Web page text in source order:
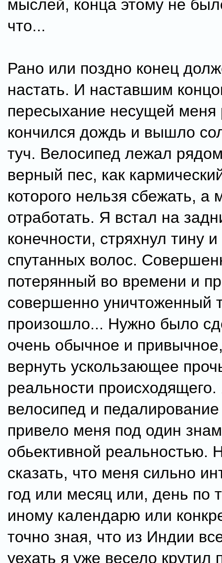
мыслей, конца этому не
что...
Рано или поздно конец
настать. И наставшим
пересыхание несущей меня
кончился дождь и вышло
туч. Велосипед лежал
верный пес, как
которого нельзя сбежать, а
отработать. Я встал на
конечности, стряхнул тину
спутанных волос.
потерянный во времени и
совершенно уничтоженный
произошло... Нужно было
очень обычное и
вернуть ускользающее
реальности
велосипед и
привело меня под один
обьективной реальностью.
сказать, что меня сильно
год или месяц или, день по
иному календарю или
точно зная, что из Индии
уехать я уже весело крутил